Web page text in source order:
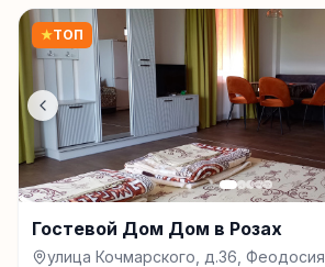
★ТОП
Гостевой Дом Дом в Розах
улица Кочмарского, д.36, Феодосия